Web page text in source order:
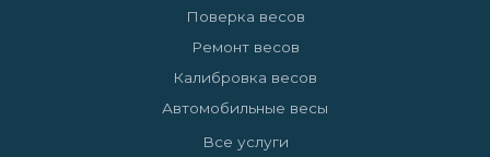
Поверка весов
Ремонт весов
Калибровка весов
Автомобильные весы
Все услуги